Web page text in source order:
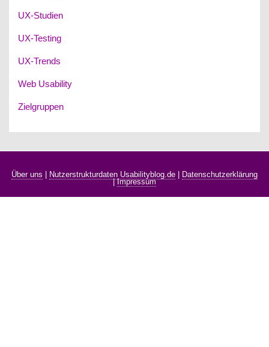
UX-Studien
UX-Testing
UX-Trends
Web Usability
Zielgruppen
Über uns Nutzerstrukturdaten Usabilityblog.de
Datenschutzerklärung
|Impressum